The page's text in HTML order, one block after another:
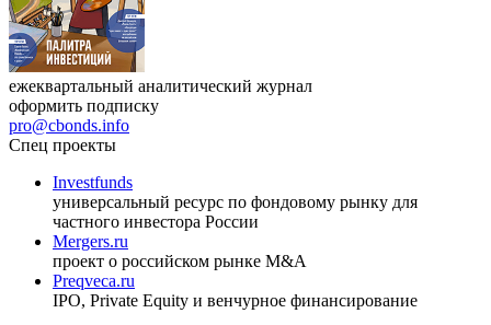
ежеквартальный аналитический журнал
оформить подписку
pro@cbonds.info
Спец проекты
Investfunds
универсальный ресурс по фондовому рынку для
частного инвестора России
Mergers.ru
проект о российском рынке M&A
Preqveca.ru
IPO, Private Equity и венчурное финансирование